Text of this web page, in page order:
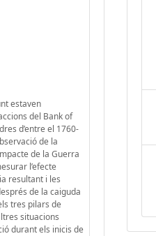
estaven
del Bank of
d’entre el 1760-
de la
de la Guerra
l’efecte
resultant i les
de la caiguda
tres pilars de
situacions
durant els inicis de